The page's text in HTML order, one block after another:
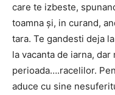
care te izbeste,
toamna și, in curand,
tara. Te gandesti deja
la vacanta de iarna,
perioada….racelilor.
aduce cu sine